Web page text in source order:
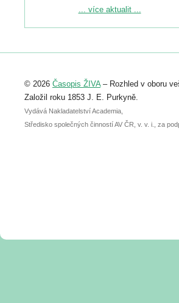
Podrobnější informace ke konferenci
Registrovat se můžete do 6. září.
abstraktu přihlášené přednášky nebo
posteru je už 30. června.
... více aktualit ...
© 2026 Časopis ŽIVA– Rozhled v oboru
Založil roku 1853 J. E. Purkyně.
Vydává Nakladatelství Academia,
Středisko společných činností AV ČR, v. v. i., za